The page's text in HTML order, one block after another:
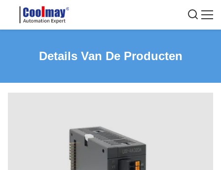
Details Van De Producten